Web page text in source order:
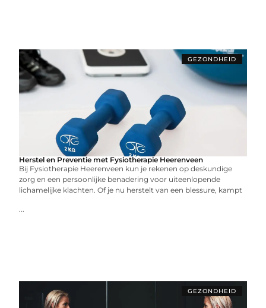
GEZONDHEID
Herstel en Preventie met Fysiotherapie Heerenveen
Bij Fysiotherapie Heerenveen kun je rekenen op deskundige
zorg en een persoonlijke benadering voor uiteenlopende
lichamelijke klachten. Of je nu herstelt van een blessure, kampt
...
GEZONDHEID